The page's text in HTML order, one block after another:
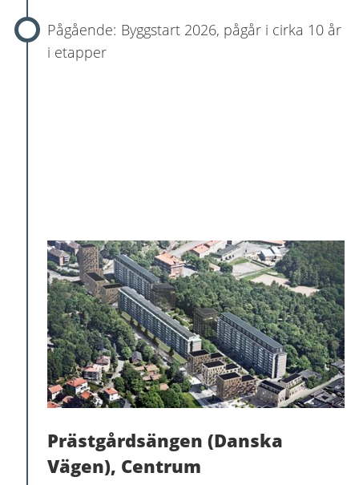
Byggstart 2026, pågår i cirka 10 år
i etapper
Prästgårdsängen (Danska
Vägen), Centrum